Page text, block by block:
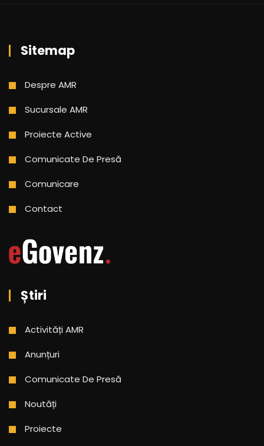
Sitemap
Despre AMR
Sucursale AMR
Proiecte Active
Comunicate De Presă
Comunicare
Contact
Știri
Activități AMR
Anunțuri
Comunicate De Presă
Noutăți
Proiecte